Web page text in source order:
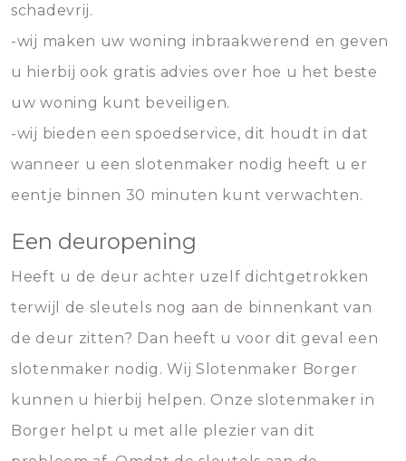
schadevrij.
-wij maken uw woning inbraakwerend en geven
u hierbij ook gratis advies over hoe u het beste
uw woning kunt beveiligen.
-wij bieden een spoedservice, dit houdt in dat
wanneer u een slotenmaker nodig heeft u er
eentje binnen 30 minuten kunt verwachten.
Een deuropening
Heeft u de deur achter uzelf dichtgetrokken
terwijl de sleutels nog aan de binnenkant van
de deur zitten? Dan heeft u voor dit geval een
slotenmaker nodig. Wij Slotenmaker Borger
kunnen u hierbij helpen. Onze slotenmaker in
Borger helpt u met alle plezier van dit